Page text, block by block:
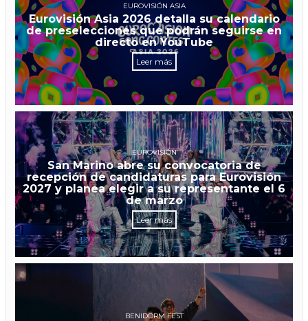
EUROVISIÓN ASIA
Eurovisión Asia 2026 detalla su calendario
de preselecciones que podrán seguirse en
directo en YouTube
Leer más
EUROVISIÓN
San Marino abre su convocatoria de
recepción de candidaturas para Eurovisión
2027 y planea elegir a su representante el 6
de marzo
Leer más
BENIDORM FEST